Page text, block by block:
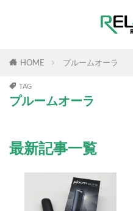
HOME プルームオーラ
TAG
プルームオーラ
最新記事一覧